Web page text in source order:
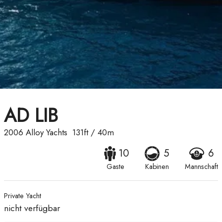
AD LIB
2006 Alloy Yachts 131ft/ 40m
10
Gaste
5
Kabinen
6
Mannschaft
Private Yacht
nicht verfügbar